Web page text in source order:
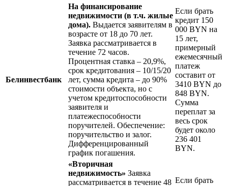
Белинвестбанк
На финансирование
недвижимости (в т.ч. жилые
дома). Выдается заявителям в
возрасте от 18 до 70 лет.
Заявка рассматривается в
течение 72 часов.
Процентная ставка – 20,9%,
срок кредитования – 10/15/20
лет, сумма кредита – до 90%
стоимости объекта, но с
учетом кредитоспособности
заявителя и
платежеспособности
поручителей. Обеспечение:
поручительство и залог.
Дифференцированный
график погашения.
Если брать
кредит 150
000 BYN на
15 лет,
примерный
ежемесячный
платеж
составит от
3410 BYN до
848 BYN.
Сумма
переплат за
весь срок
будет около
236 401
BYN.
«Вторичная
недвижимость» Заявка
рассматривается в течение 48 Если брать